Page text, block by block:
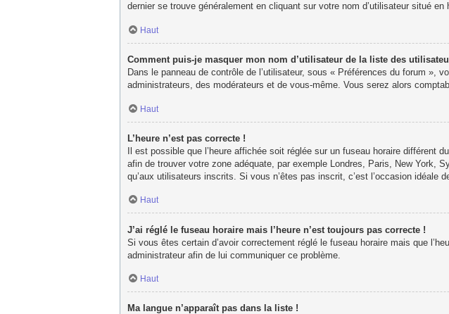
dernier se trouve généralement en cliquant sur votre nom d’utilisateur situé
Haut
Comment puis-je masquer mon nom d’utilisateur de la liste des
Dans le panneau de contrôle de l’utilisateur, sous « Préférences du forum
administrateurs, des modérateurs et de vous-même. Vous serez alors
Haut
L’heure n’est pas correcte !
Il est possible que l’heure affichée soit réglée sur un fuseau horaire
afin de trouver votre zone adéquate, par exemple Londres, Paris, New York,
qu’aux utilisateurs inscrits. Si vous n’êtes pas inscrit, c’est l’occasion idéale
Haut
J’ai réglé le fuseau horaire mais l’heure n’est toujours pas correcte !
Si vous êtes certain d’avoir correctement réglé le fuseau horaire mais que
administrateur afin de lui communiquer ce problème.
Haut
Ma langue n’apparaît pas dans la liste !